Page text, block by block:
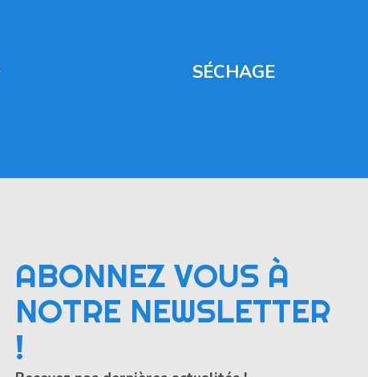
SÉCHAGE
ABONNEZ VOUS À
NOTRE NEWSLETTER
!